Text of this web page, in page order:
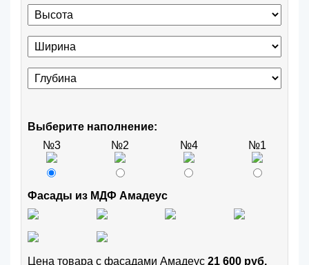
Выберите наполнение:
№3
№2 №4 №1
Фасады из МДФ Амадеус
Цена товара с фасадами Амадеус 21 600 руб.